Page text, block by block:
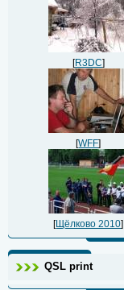
[R3DC]
[WFF]
[Щёлково 2010]
QSL print